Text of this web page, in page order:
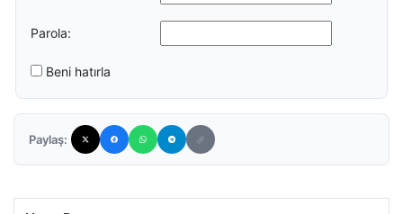
Parola:
Beni hatırla
Paylaş: